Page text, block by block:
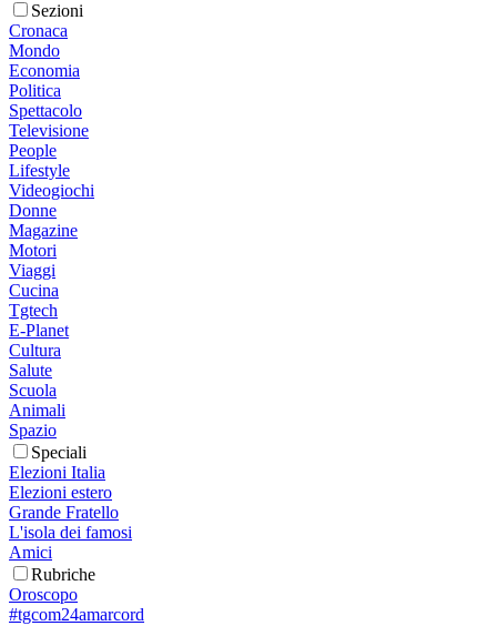
Sezioni
Cronaca
Mondo
Economia
Politica
Spettacolo
Televisione
People
Lifestyle
Videogiochi
Donne
Magazine
Motori
Viaggi
Cucina
Tgtech
E-Planet
Cultura
Salute
Scuola
Animali
Spazio
Speciali
Elezioni Italia
Elezioni estero
Grande Fratello
L'isola dei famosi
Amici
Rubriche
Oroscopo
#tgcom24amarcord